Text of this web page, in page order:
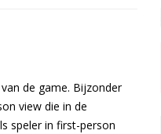
de game. Bijzonder
view die in de
speler in first-person